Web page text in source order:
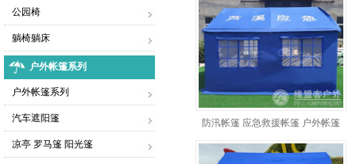
公园椅
躺椅躺床
户外帐篷系列
户外帐篷系列
汽车遮阳篷
凉亭 罗马篷 阳光篷
防汛帐篷 应急救援帐篷 户外帐篷